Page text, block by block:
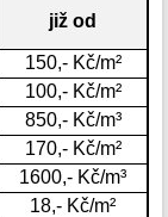
již od
150,- Kč/m²
100,- Kč/m²
850,- Kč/m³
170,- Kč/m²
1600,- Kč/m³
18,- Kč/m²